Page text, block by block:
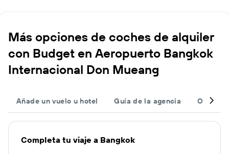
Más opciones de coches de alquiler
con Budget en Aeropuerto Bangkok
Internacional Don Mueang
Añade un vuelo u hotel Guía de la agencia Otros
Completa tu viaje a Bangkok